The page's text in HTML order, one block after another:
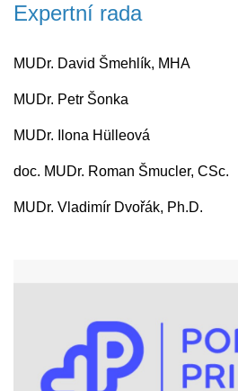
Expertní rada
MUDr. David Šmehlík, MHA
MUDr. Petr Šonka
MUDr. Ilona Hülleová
doc. MUDr. Roman Šmucler, CSc.
MUDr. Vladimír Dvořák, Ph.D.